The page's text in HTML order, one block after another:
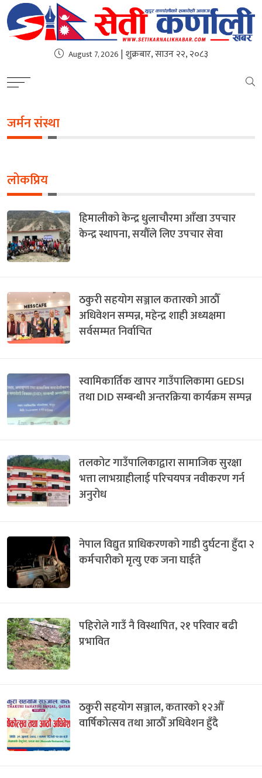
August 7, 2026 | शुक्रबार, साउन २२, २०८३
जर्मन संस्था
लोकप्रिय
हिमालीको केन्द्र धुलाचौरमा आँखा उपचार
केन्द्र स्थापना, सयौँले लिए उपचार सेवा
ठकुरी सहयोग सञ्जाल कतारको आठौँ
अधिवेशन सम्पन्न, महेन्द्र शाही अध्यक्षमा
सर्वसम्मत निर्वाचित
स्वामिकार्तिक खापर गाउँपालिकामा GEDSI
तथा DID सम्बन्धी अन्तरक्रिया कार्यक्रम सम्पन्न
तलकोट गाउँपालिकाद्वारा सामाजिक सुरक्षा
भत्ता लाभग्राहीलाई परिचयपत्र नवीकरण गर्न
अनुरोध
नेपाल विद्युत प्राधिकरणको गाडी दुर्घटना हुँदा २
कर्मचारीको मृत्यु एक जना घाईते
पहिरोले गाउँ नै विस्थापित, २१ परिवार बढी
प्रभावित
ठकुरी सहयोग सञ्जाल, कतारको १२औँ
वार्षिकोत्सव तथा आठौँ अधिवेशन हुँदै